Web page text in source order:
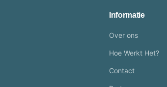
Informatie
Over ons
Hoe Werkt Het?
Contact